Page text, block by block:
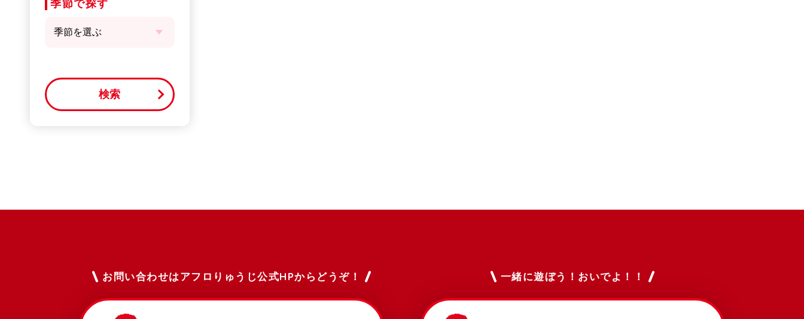
季節で探す
お問い合わせはアフロりゅうじ公式HPからどうぞ！ 一緒に遊ぼう！おいでよ！！